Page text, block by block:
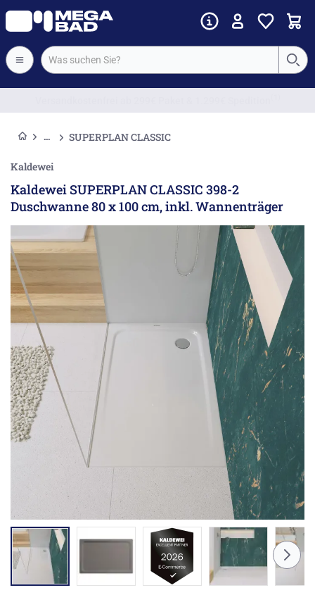
SUPERPLAN CLASSIC
Kaldewei
Kaldewei SUPERPLAN CLASSIC 398-2
Duschwanne 80 x 100 cm, inkl. Wannenträger